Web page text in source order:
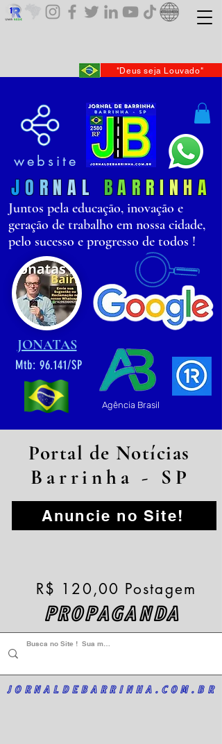
"Deus seja Louvado"
website
JO RNAL BARRI NHA
Juntos pela educação, inovação e
geração de trabalho em nossa cidade,
pelo sucesso e progresso de todos !
JONATAS
Mtb: 96.141/SP
Agência Brasil
Anuncie no Site!
PROPAGANDA
R$ 120,00 Postagem
JORNALDEBARRINHA.COM.BR
Barrinha - SP
Portal de Notícias